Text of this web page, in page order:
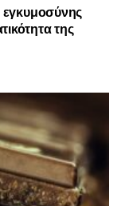
εγκυμοσύνης
της